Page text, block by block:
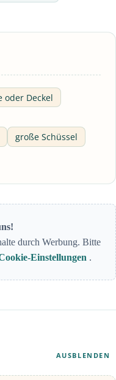
oder Deckel
große Schüssel
durch Werbung. Bitte
Einstellungen .
AUSBLENDEN